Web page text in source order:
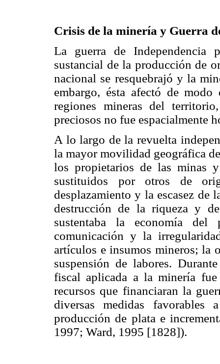
Crisis de la minería y Guerra
La guerra de Independencia
sustancial de la producción de
nacional se resquebrajó y la
embargo, ésta afectó de
regiones mineras del
preciosos no fue espacialmente
A lo largo de la revuelta
la mayor movilidad geográfica
los propietarios de las minas
sustituidos por otros de
desplazamiento y la escasez de
destrucción de la riqueza y
sustentaba la economía
comunicación y la
artículos e insumos mineros; la
suspensión de labores.
fiscal aplicada a la minería
recursos que financiaran la
diversas medidas
producción de plata e
1997; Ward, 1995 [1828]).